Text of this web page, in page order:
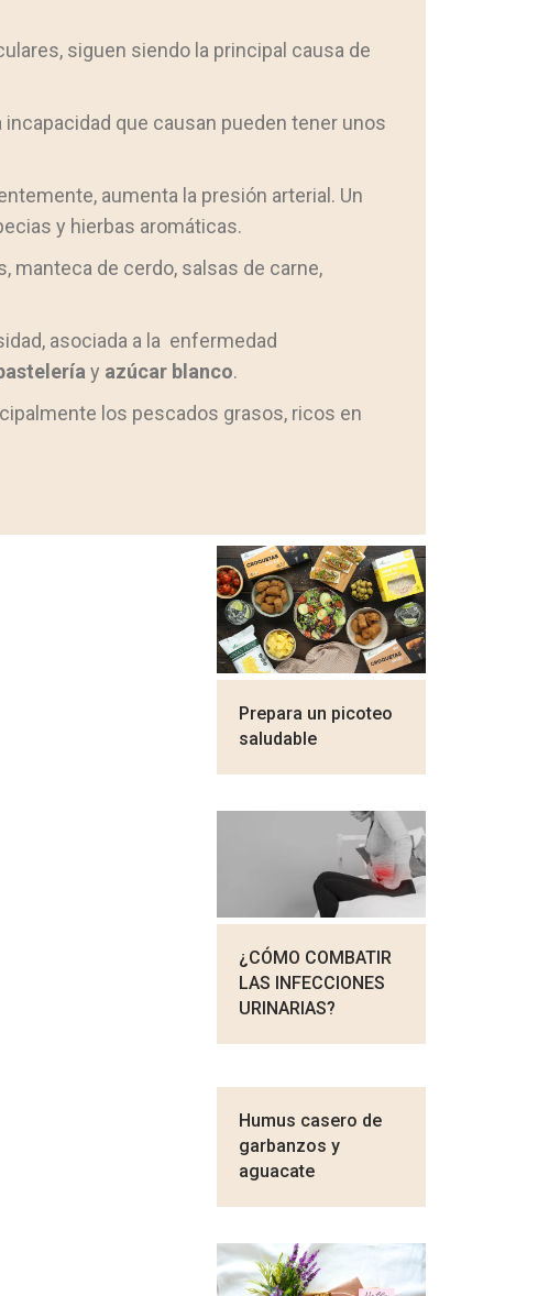
siguen siendo la principal causa de
que causan pueden tener unos
aumenta la presión arterial. Un
y hierbas aromáticas.
manteca de cerdo, salsas de carne,
asociada a la enfermedad
y azúcar blanco.
los pescados grasos, ricos en
Prepara un picoteo
saludable
¿CÓMO COMBATIR
LAS INFECCIONES
URINARIAS?
Humus casero de
garbanzos y
aguacate